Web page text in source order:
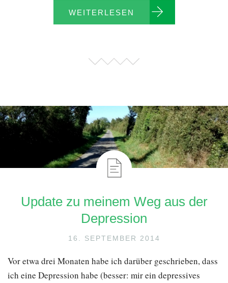
WEITERLESEN
Update zu meinem Weg aus der
Depression
16. SEPTEMBER 2014
Vor etwa drei Monaten habe ich darüber geschrieben, dass
ich eine Depression habe (besser: mir ein depressives